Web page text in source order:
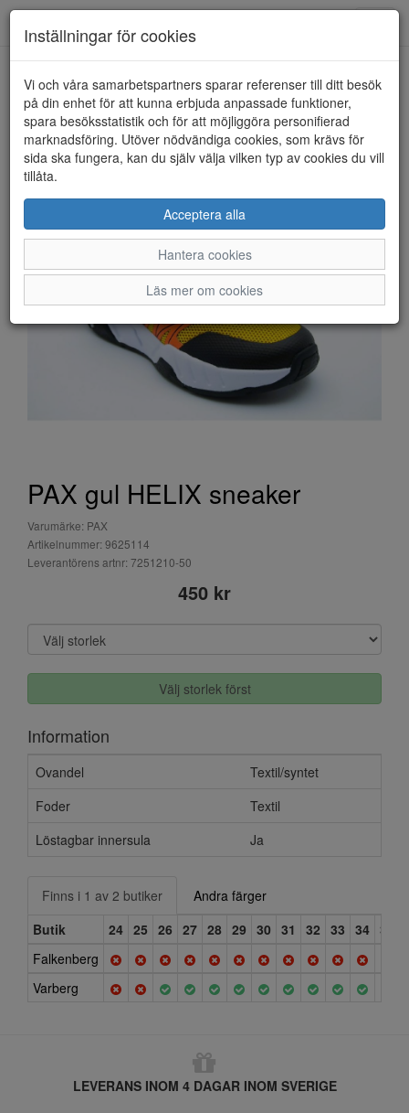
HEM PAX
PAX gul HELIX sneaker
Varumärke: PAX
Artikelnummer: 9625114
Leverantörens artnr: 7251210-50
450 kr
Välj storlek först
Information
Ovandel
Textil/syntet
Foder
Textil
Löstagbar innersula
Ja
Finns i 1 av 2 butiker
Andra färger
Butik
24 25 26 27 28 29 30 31 32 33 34 35
Falkenberg
Varberg
LEVERANS INOM 4 DAGAR INOM SVERIGE
Inställningar för cookies
Vi och våra samarbetspartners sparar referenser till ditt besök
på din enhet för att kunna erbjuda anpassade funktioner,
spara besöksstatistik och för att möjliggöra personifierad
marknadsföring. Utöver nödvändiga cookies, som krävs för
sida ska fungera, kan du själv välja vilken typ av cookies du vill
tillåta.
Acceptera alla
Hantera cookies
Läs mer om cookies